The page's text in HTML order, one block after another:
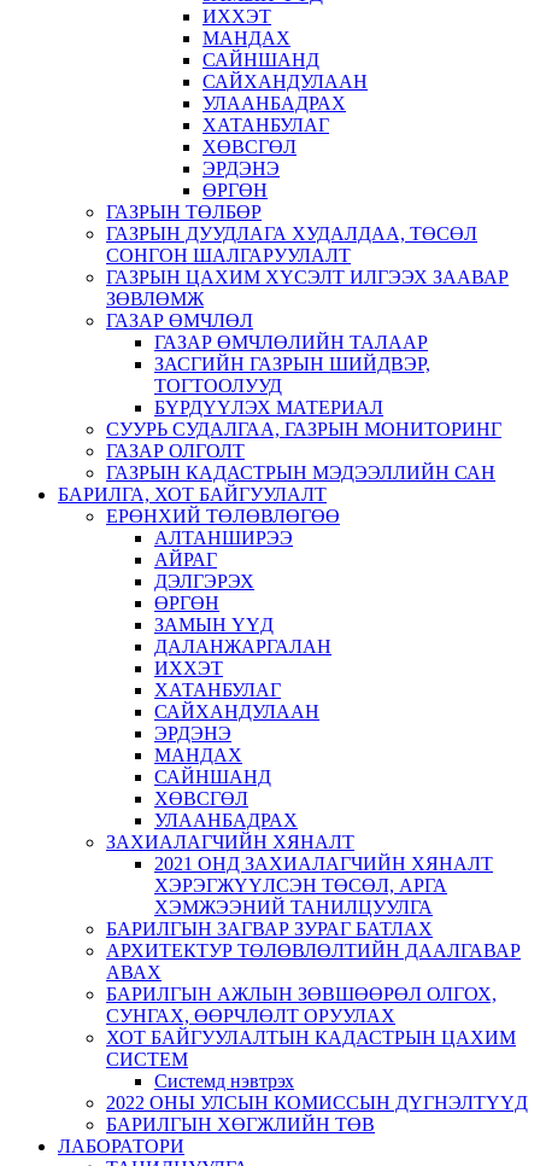
ИХХЭТ
МАНДАХ
САЙНШАНД
САЙХАНДУЛААН
УЛААНБАДРАХ
ХАТАНБУЛАГ
ХӨВСГӨЛ
ЭРДЭНЭ
ӨРГӨН
ГАЗРЫН ТӨЛБӨР
ГАЗРЫН ДУУДЛАГА ХУДАЛДАА, ТӨСӨЛ
СОНГОН ШАЛГАРУУЛАЛТ
ГАЗРЫН ЦАХИМ ХҮСЭЛТ ИЛГЭЭХ ЗААВАР
ЗӨВЛӨМЖ
ГАЗАР ӨМЧЛӨЛ
ГАЗАР ӨМЧЛӨЛИЙН ТАЛААР
ЗАСГИЙН ГАЗРЫН ШИЙДВЭР,
ТОГТООЛУУД
БҮРДҮҮЛЭХ МАТЕРИАЛ
СУУРЬ СУДАЛГАА, ГАЗРЫН МОНИТОРИНГ
ГАЗАР ОЛГОЛТ
ГАЗРЫН КАДАСТРЫН МЭДЭЭЛЛИЙН САН
БАРИЛГА, ХОТ БАЙГУУЛАЛТ
ЕРӨНХИЙ ТӨЛӨВЛӨГӨӨ
АЛТАНШИРЭЭ
АЙРАГ
ДЭЛГЭРЭХ
ӨРГӨН
ЗАМЫН ҮҮД
ДАЛАНЖАРГАЛАН
ИХХЭТ
ХАТАНБУЛАГ
САЙХАНДУЛААН
ЭРДЭНЭ
МАНДАХ
САЙНШАНД
ХӨВСГӨЛ
УЛААНБАДРАХ
ЗАХИАЛАГЧИЙН ХЯНАЛТ
2021 ОНД ЗАХИАЛАГЧИЙН ХЯНАЛТ
ХЭРЭГЖҮҮЛСЭН ТӨСӨЛ, АРГА
ХЭМЖЭЭНИЙ ТАНИЛЦУУЛГА
БАРИЛГЫН ЗАГВАР ЗУРАГ БАТЛАХ
АРХИТЕКТУР ТӨЛӨВЛӨЛТИЙН ДААЛГАВАР
АВАХ
БАРИЛГЫН АЖЛЫН ЗӨВШӨӨРӨЛ ОЛГОХ,
СУНГАХ, ӨӨРЧЛӨЛТ ОРУУЛАХ
ХОТ БАЙГУУЛАЛТЫН КАДАСТРЫН ЦАХИМ
СИСТЕМ
Системд нэвтрэх
2022 ОНЫ УЛСЫН КОМИССЫН ДҮГНЭЛТҮҮД
БАРИЛГЫН ХӨГЖЛИЙН ТӨВ
ЛАБОРАТОРИ